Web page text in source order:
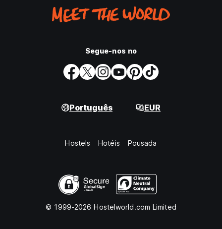
Segue-nos no
Português EUR
Hostels Hotéis Pousada
© 1999-2026 Hostelworld.com Limited